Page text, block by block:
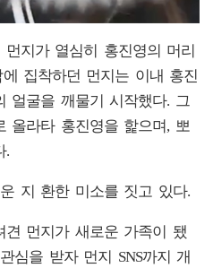
지가 열심히 홍진영의 머리
집착하던 먼지는 이내 홍진
얼굴을 깨물기 시작했다. 그
올라타 홍진영을 핥으며, 뽀
.
지 환한 미소를 짓고 있다.
견 먼지가 새로운 가족이 됐
심을 받자 먼지 SNS까지 개